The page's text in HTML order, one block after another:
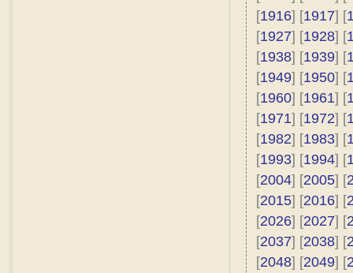
[1916] [1917] [
[1927] [1928] [
[1938] [1939] [
[1949] [1950] [
[1960] [1961] [
[1971] [1972] [
[1982] [1983] [
[1993] [1994] [
[2004] [2005] [
[2015] [2016] [
[2026] [2027] [
[2037] [2038] [
[2048] [2049] [